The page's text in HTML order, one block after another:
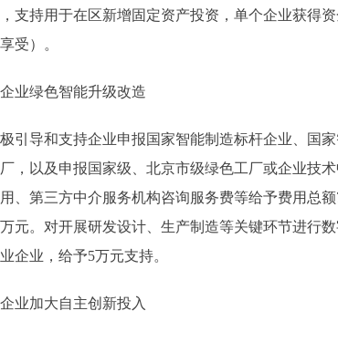
支持用于在区新增固定资产投资，单个企业获得
受）。
业绿色智能升级改造
引导和支持企业申报国家智能制造标杆企业、国
，以及申报国家级、北京市级绿色工厂或企业技
、第三方中介服务机构咨询服务费等给予费用总额
万元。对开展研发设计、生产制造等关键环节进行
企业，给予5万元支持。
业加大自主创新投入